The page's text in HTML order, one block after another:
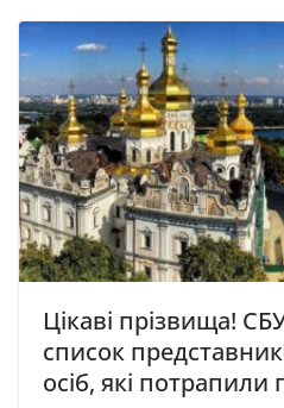
Цікаві прізвища!
список
осіб, які потрапили